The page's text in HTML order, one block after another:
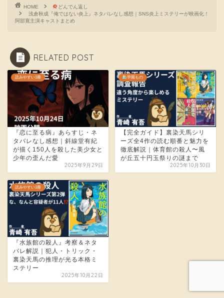
HOME
どんでん返し
浅倉秋成『俺ではない炎上』ネタバレなし感想｜SNS炎上ミステリーが映画化！
阿部寛主演キャストまとめ
RELATED POST
読みやすい1冊
『恋に至る病』あらすじ・ネ
タバレなし感想｜斜線堂有紀
が描く150人を殺した美少女と
少年の歪んだ愛
2025年9月29日
学園もの
【完全ガイド】裏染天馬シリ
ーズ全4作の読む順番と魅力を
徹底解説｜体育館の殺人〜風
が丘五十円玉祭りの謎まで
2025年10月30日
読みやすい1冊
『水族館の殺人』考察＆ネタ
バレ解説｜犯人・トリック・
裏染天馬の推理が光る本格ミ
ステリー
2025年10月22日